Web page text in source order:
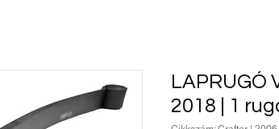
LAPRUGÓ
2018 | 1